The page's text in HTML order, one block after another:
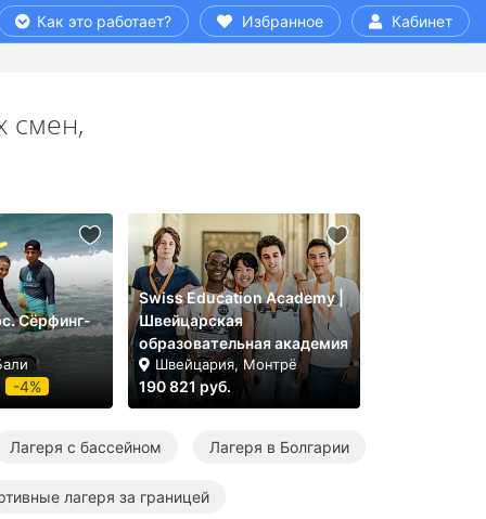
Как это работает? Избранное Кабинет
смен,
Cёрфинг-
-4%
Swiss Education Academy |
Швейцарская
образовательная академия
Швейцария, Монтрё
190 821 руб.
Лагеря с бассейном Лагеря в Болгарии
лагеря за границей